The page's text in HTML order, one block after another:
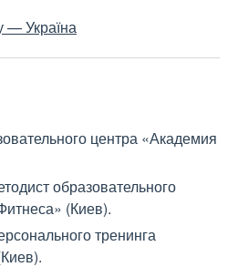
— Україна
центра «Академия
образовательного
(Киев).
тренинга